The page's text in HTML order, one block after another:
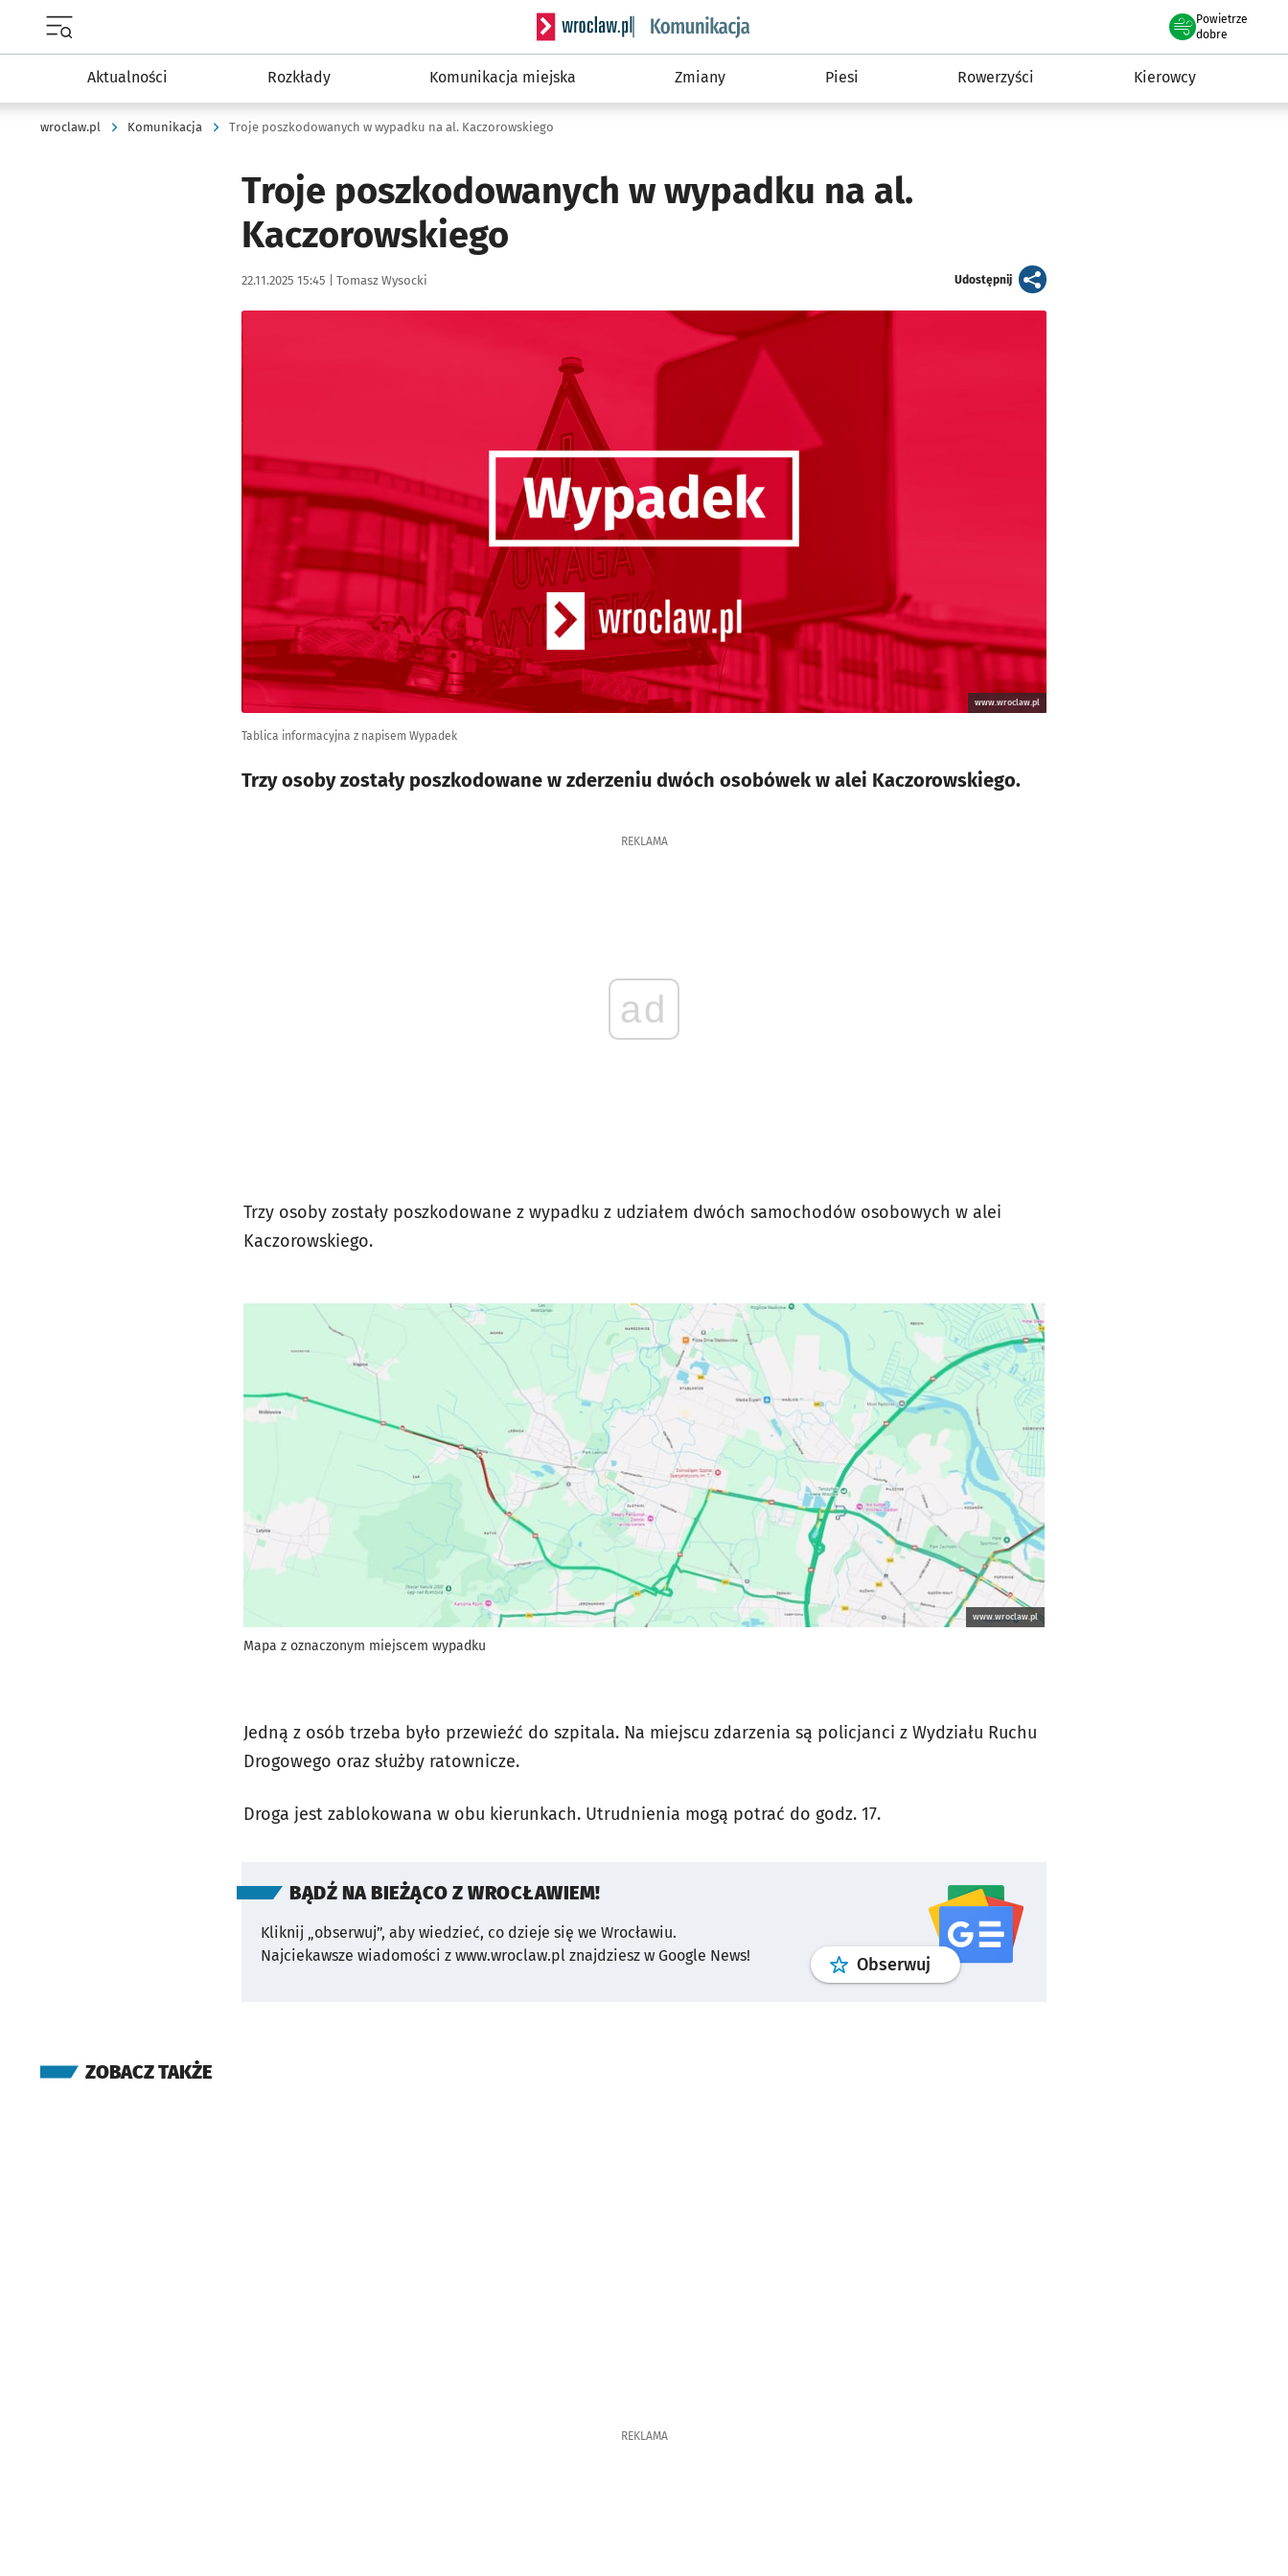
Serwis informacyjny wroclaw.pl podserwis: Komunikacja
Powietrze
we Wrocławiu
dobre
Aktualności Rozkłady Komunikacja miejska Zmiany Piesi Rowerzyści Kierowcy
wroclaw.pl Komunikacja Troje poszkodowanych w wypadku na al. Kaczorowskiego
Troje poszkodowanych w wypadku na al.
Kaczorowskiego
Data publikacji:
22.11.2025 15:45 | Autor:
Tomasz Wysocki Udostępnijartykuł
Kliknij, aby powiększyć
www.wroclaw.pl
Tablica informacyjna z napisem Wypadek
Trzy osoby zostały poszkodowane w zderzeniu dwóch osobówek w alei Kaczorowskiego.
REKLAMA
ad
Trzy osoby zostały poszkodowane z wypadku z udziałem dwóch samochodów osobowych w alei
Kaczorowskiego.
www.wroclaw.pl
Mapa z oznaczonym miejscem wypadku
Jedną z osób trzeba było przewieźć do szpitala. Na miejscu zdarzenia są policjanci z Wydziału Ruchu
Drogowego oraz służby ratownicze.
Droga jest zablokowana w obu kierunkach. Utrudnienia mogą potrać do godz. 17.
BĄDŹ NA BIEŻĄCO Z WROCŁAWIEM!
Kliknij „obserwuj”, aby wiedzieć, co dzieje się we Wrocławiu.
Najciekawsze wiadomości z www.wroclaw.pl znajdziesz w Google News!
Obserwuj profilgoogle news
ZOBACZ TAKŻE
REKLAMA